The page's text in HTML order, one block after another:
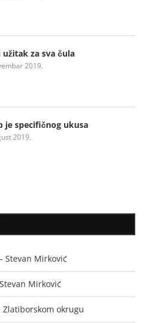
užitak za sva čula
2019.
je specifičnog ukusa
2019.
Stevan Mirković
Mirković
okrugu